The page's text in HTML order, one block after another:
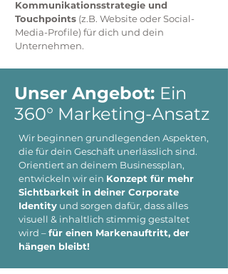
Kommunikationsstrategie und
Touchpoints (z.B. Website oder Social-
Media-Profile) für dich und dein
Unternehmen.
Unser Angebot: Ein
360° Marketing-Ansatz
Wir beginnen grundlegenden Aspekten,
die für dein Geschäft unerlässlich sind.
Orientiert an deinem Businessplan,
entwickeln wir ein Konzept für mehr
Sichtbarkeit in deiner Corporate
Identity und sorgen dafür, dass alles
visuell & inhaltlich stimmig gestaltet
wird –für einen Markenauftritt, der
hängen bleibt!